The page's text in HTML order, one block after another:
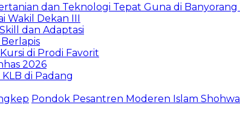
dan Teknologi Tepat Guna di Banyorang
Wakil Dekan III
dan Adaptasi
di Prodi Favorit
2026
di Padang
Pondok Pesantren Moderen Islam